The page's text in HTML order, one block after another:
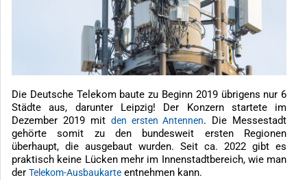
Die Deutsche Telekom baute zu Beginn 2019 übrigens nur 6
Städte aus, darunter Leipzig! Der Konzern startete im
Dezember 2019 mit den ersten Antennen. Die Messestadt
gehörte somit zu den bundesweit ersten Regionen
überhaupt, die ausgebaut wurden. Seit ca. 2022 gibt es
praktisch keine Lücken mehr im Innenstadtbereich, wie man
der Telekom-Ausbaukarte entnehmen kann.